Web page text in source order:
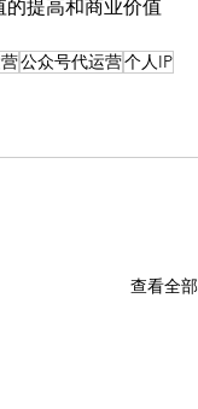
提高和商业价值
公众号代运营个人IP
查看全部